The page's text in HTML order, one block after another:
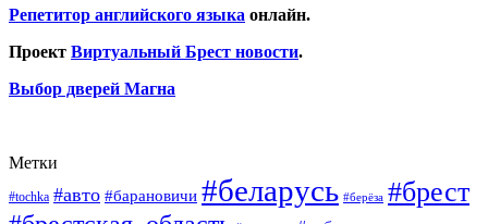
Репетитор английского языка онлайн.
Проект Виртуальный Брест новости.
Выбор дверей Магна
Метки
#tochka #авто #барановичи #беларусь #берёза #брест